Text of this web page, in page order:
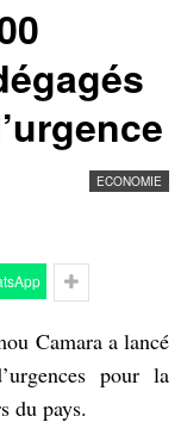
ECONOMIE
Camara a lancé
pour la
du pays.